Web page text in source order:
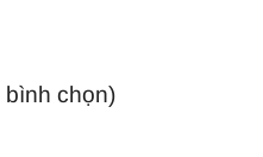
bình chọn)